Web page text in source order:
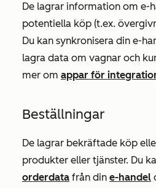
De lagrar information om e-
potentiella köp (t.ex.
Du kan synkronisera din e-
lagra data om vagnar och
mer om appar för
Beställningar
De lagrar bekräftade köp
produkter eller tjänster. Du
orderdata från din e-handel